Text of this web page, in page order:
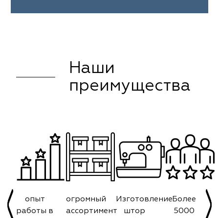
Наши
преимущества
опыт
работы в
огромный
ассортимент
Изготовление
штор
Более
5000